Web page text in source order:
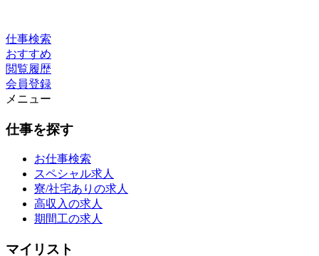
仕事検索
おすすめ
閲覧履歴
会員登録
メニュー
仕事を探す
お仕事検索
スペシャル求人
寮/社宅ありの求人
高収入の求人
期間工の求人
マイリスト